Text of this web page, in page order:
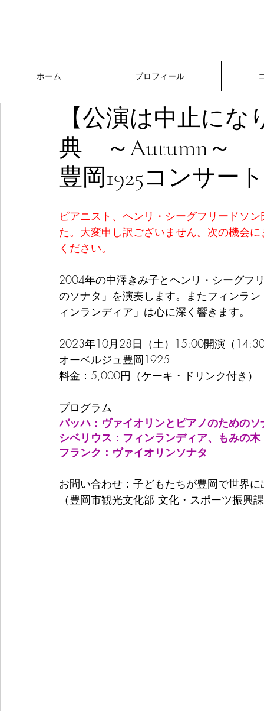
ホーム プロフィール
【公演は中止に
典 ～Autumn
豊岡1925コンサート
ピアニスト、ヘンリ・シーグフリードソ
た。大変申し訳ございません。次の機会
ください。
2004年の中澤きみ子とヘンリ・シーグフ
のソナタ」を演奏します。またフィンラ
ィンランディア」は心に深く響きます。
2023年10月28日（土）15:00開演（
オーベルジュ豊岡1925
料金：5,000円（ケーキ・ドリンク付き）
プログラム
バッハ：ヴァイオリンとピアノのための
シベリウス：フィンランディア、もみの
フランク：ヴァイオリンソナタ
お問い合わせ：子どもたちが豊岡で世界
（豊岡市観光文化部 文化・スポーツ振興